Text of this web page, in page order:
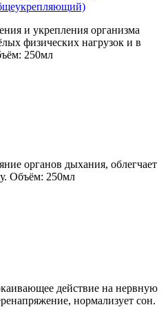
и укрепления организма
физических нагрузок и в
250мл
органов дыхания, облегчает
Объём: 250мл
действие на нервную
нормализует сон.